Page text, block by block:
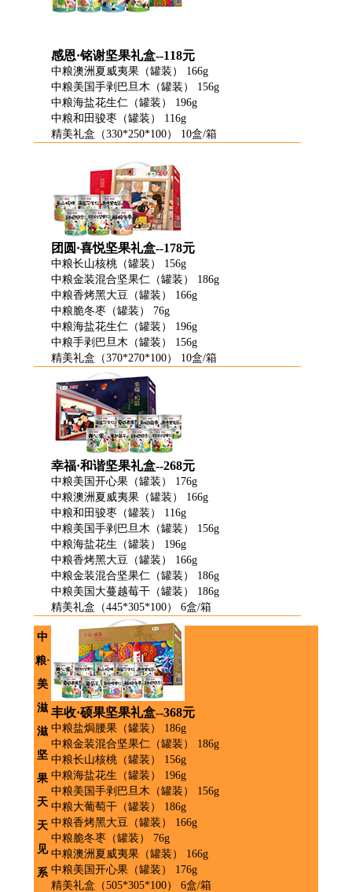
感恩·铭谢坚果礼盒--118元
中粮澳洲夏威夷果（罐装） 166g
中粮美国手剥巴旦木（罐装） 156g
中粮海盐花生仁（罐装） 196g
中粮和田骏枣（罐装） 116g
精美礼盒（330*250*100） 10盒/箱
团圆·喜悦坚果礼盒--178元
中粮长山核桃（罐装） 156g
中粮金装混合坚果仁（罐装） 186g
中粮香烤黑大豆（罐装） 166g
中粮脆冬枣（罐装） 76g
中粮海盐花生仁（罐装） 196g
中粮手剥巴旦木（罐装） 156g
精美礼盒（370*270*100） 10盒/箱
幸福·和谐坚果礼盒--268元
中粮美国开心果（罐装） 176g
中粮澳洲夏威夷果（罐装） 166g
中粮和田骏枣（罐装） 116g
中粮美国手剥巴旦木（罐装） 156g
中粮海盐花生（罐装） 196g
中粮香烤黑大豆（罐装） 166g
中粮金装混合坚果仁（罐装） 186g
中粮美国大蔓越莓干（罐装） 186g
精美礼盒（445*305*100） 6盒/箱
丰收·硕果坚果礼盒--368元
中粮盐焗腰果（罐装） 186g
中粮金装混合坚果仁（罐装） 186g
中粮长山核桃（罐装） 156g
中粮海盐花生（罐装） 196g
中粮美国手剥巴旦木（罐装） 156g
中粮大葡萄干（罐装） 186g
中粮香烤黑大豆（罐装） 166g
中粮脆冬枣（罐装） 76g
中粮澳洲夏威夷果（罐装） 166g
中粮美国开心果（罐装） 176g
精美礼盒（505*305*100） 6盒/箱
中
粮·
美
滋
滋
坚
果
天
天
见
系